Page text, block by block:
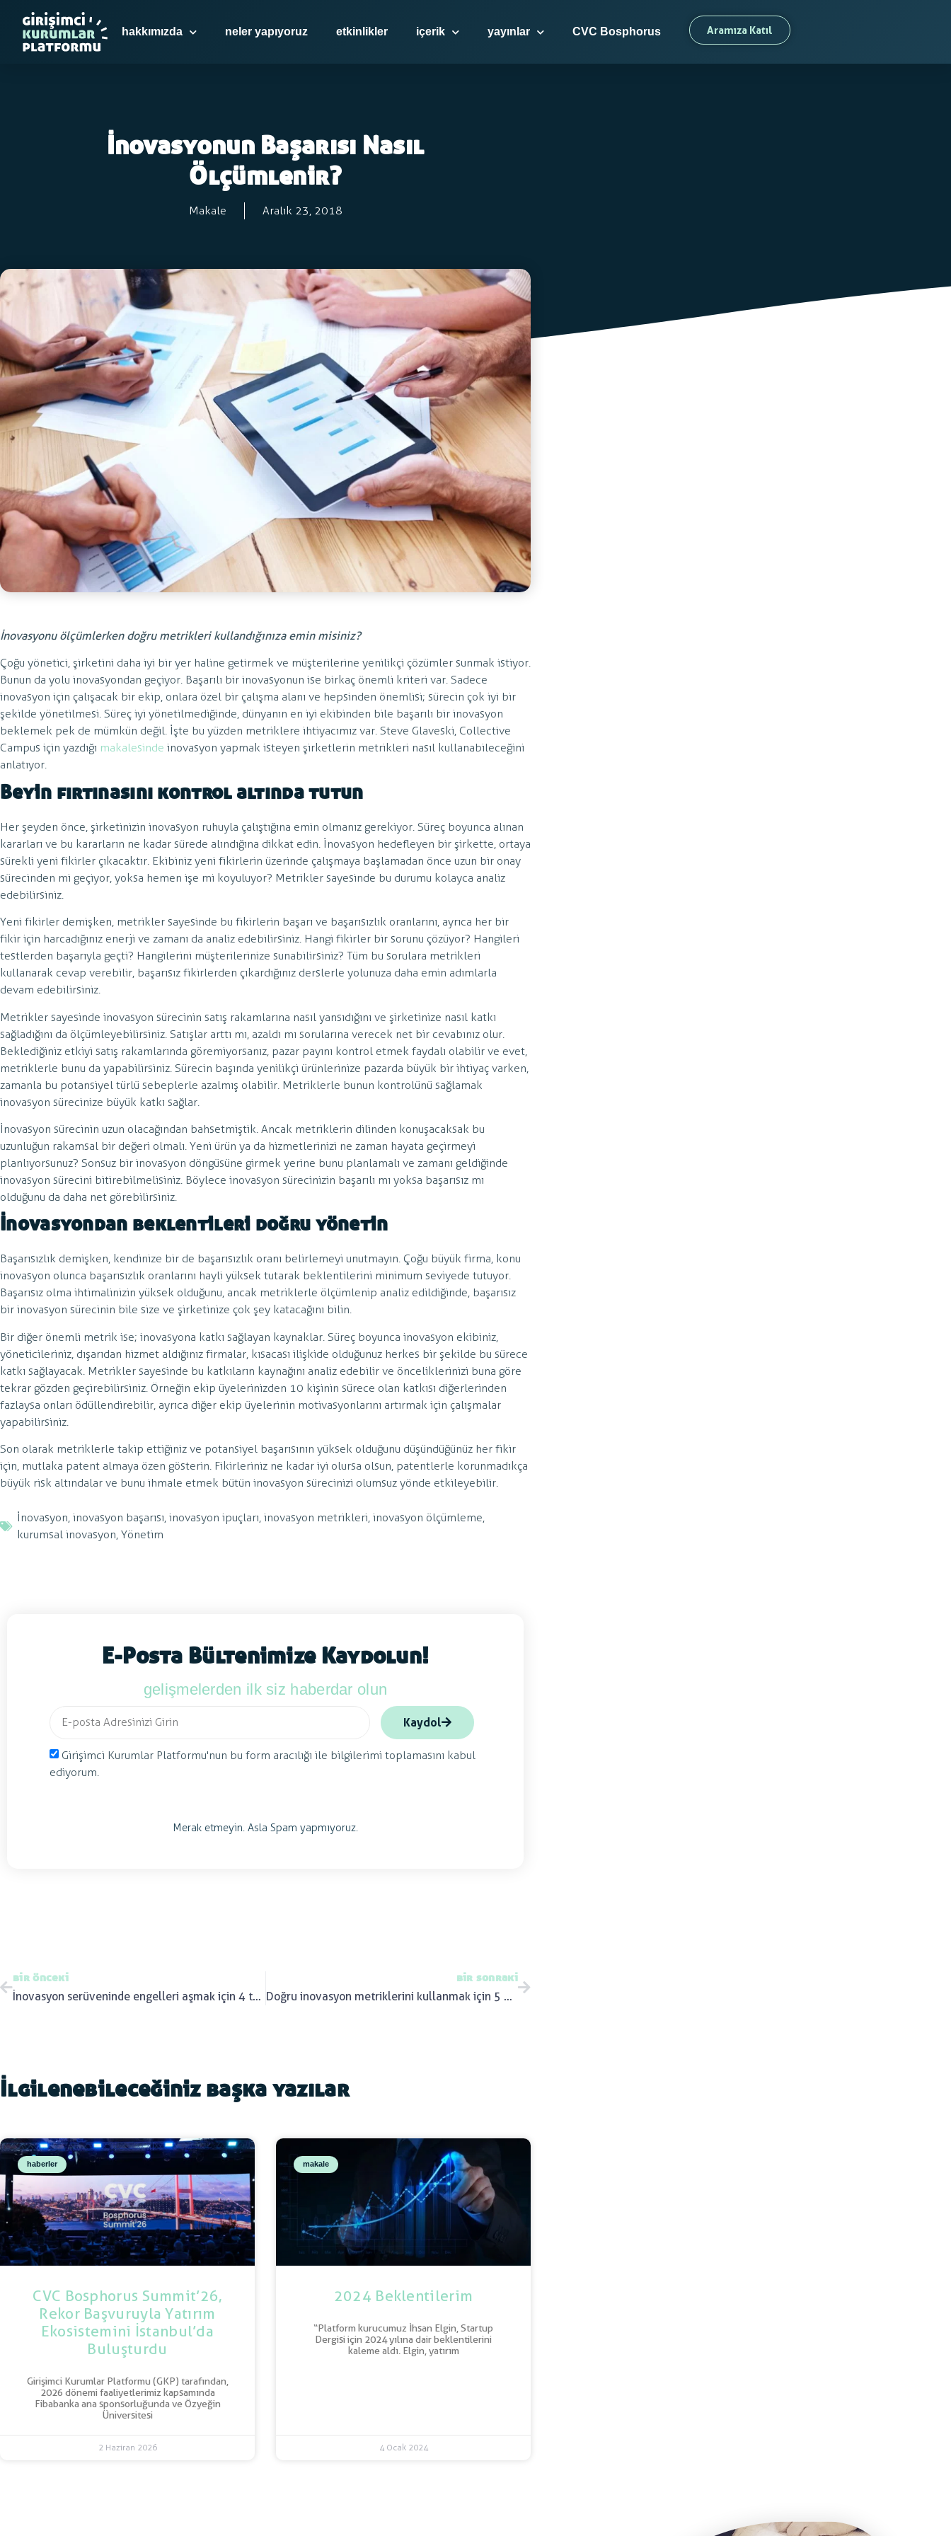
hakkımızda neler yapıyoruz etkinlikler içerik yayınlar CVC Bosphorus Aramıza Katıl
İnovasyonun Başarısı Nasıl
Ölçümlenir?
Makale Aralık 23, 2018
İnovasyonu ölçümlerken doğru metrikleri kullandığınıza emin misiniz?
Çoğu yönetici, şirketini daha iyi bir yer haline getirmek ve müşterilerine yenilikçi çözümler sunmak istiyor.
Bunun da yolu inovasyondan geçiyor. Başarılı bir inovasyonun ise birkaç önemli kriteri var. Sadece
inovasyon için çalışacak bir ekip, onlara özel bir çalışma alanı ve hepsinden önemlisi; sürecin çok iyi bir
şekilde yönetilmesi. Süreç iyi yönetilmediğinde, dünyanın en iyi ekibinden bile başarılı bir inovasyon
beklemek pek de mümkün değil. İşte bu yüzden metriklere ihtiyacımız var. Steve Glaveski, Collective
Campus için yazdığı makalesinde inovasyon yapmak isteyen şirketlerin metrikleri nasıl kullanabileceğini
anlatıyor.
Beyin fırtınasını kontrol altında tutun
Her şeyden önce, şirketinizin inovasyon ruhuyla çalıştığına emin olmanız gerekiyor. Süreç boyunca alınan
kararları ve bu kararların ne kadar sürede alındığına dikkat edin. İnovasyon hedefleyen bir şirkette, ortaya
sürekli yeni fikirler çıkacaktır. Ekibiniz yeni fikirlerin üzerinde çalışmaya başlamadan önce uzun bir onay
sürecinden mi geçiyor, yoksa hemen işe mi koyuluyor? Metrikler sayesinde bu durumu kolayca analiz
edebilirsiniz.
Yeni fikirler demişken, metrikler sayesinde bu fikirlerin başarı ve başarısızlık oranlarını, ayrıca her bir
fikir için harcadığınız enerji ve zamanı da analiz edebilirsiniz. Hangi fikirler bir sorunu çözüyor? Hangileri
testlerden başarıyla geçti? Hangilerini müşterilerinize sunabilirsiniz? Tüm bu sorulara metrikleri
kullanarak cevap verebilir, başarısız fikirlerden çıkardığınız derslerle yolunuza daha emin adımlarla
devam edebilirsiniz.
Metrikler sayesinde inovasyon sürecinin satış rakamlarına nasıl yansıdığını ve şirketinize nasıl katkı
sağladığını da ölçümleyebilirsiniz. Satışlar arttı mı, azaldı mı sorularına verecek net bir cevabınız olur.
Beklediğiniz etkiyi satış rakamlarında göremiyorsanız, pazar payını kontrol etmek faydalı olabilir ve evet,
metriklerle bunu da yapabilirsiniz. Sürecin başında yenilikçi ürünlerinize pazarda büyük bir ihtiyaç varken,
zamanla bu potansiyel türlü sebeplerle azalmış olabilir. Metriklerle bunun kontrolünü sağlamak
inovasyon sürecinize büyük katkı sağlar.
İnovasyon sürecinin uzun olacağından bahsetmiştik. Ancak metriklerin dilinden konuşacaksak bu
uzunluğun rakamsal bir değeri olmalı. Yeni ürün ya da hizmetlerinizi ne zaman hayata geçirmeyi
planlıyorsunuz? Sonsuz bir inovasyon döngüsüne girmek yerine bunu planlamalı ve zamanı geldiğinde
inovasyon sürecini bitirebilmelisiniz. Böylece inovasyon sürecinizin başarılı mı yoksa başarısız mı
olduğunu da daha net görebilirsiniz.
İnovasyondan beklentileri doğru yönetin
Başarısızlık demişken, kendinize bir de başarısızlık oranı belirlemeyi unutmayın. Çoğu büyük firma, konu
inovasyon olunca başarısızlık oranlarını hayli yüksek tutarak beklentilerini minimum seviyede tutuyor.
Başarısız olma ihtimalinizin yüksek olduğunu, ancak metriklerle ölçümlenip analiz edildiğinde, başarısız
bir inovasyon sürecinin bile size ve şirketinize çok şey katacağını bilin.
Bir diğer önemli metrik ise; inovasyona katkı sağlayan kaynaklar. Süreç boyunca inovasyon ekibiniz,
yöneticileriniz, dışarıdan hizmet aldığınız firmalar, kısacası ilişkide olduğunuz herkes bir şekilde bu sürece
katkı sağlayacak. Metrikler sayesinde bu katkıların kaynağını analiz edebilir ve önceliklerinizi buna göre
tekrar gözden geçirebilirsiniz. Örneğin ekip üyelerinizden 10 kişinin sürece olan katkısı diğerlerinden
fazlaysa onları ödüllendirebilir, ayrıca diğer ekip üyelerinin motivasyonlarını artırmak için çalışmalar
yapabilirsiniz.
Son olarak metriklerle takip ettiğiniz ve potansiyel başarısının yüksek olduğunu düşündüğünüz her fikir
için, mutlaka patent almaya özen gösterin. Fikirleriniz ne kadar iyi olursa olsun, patentlerle korunmadıkça
büyük risk altındalar ve bunu ihmale etmek bütün inovasyon sürecinizi olumsuz yönde etkileyebilir.
İnovasyon inovasyon başarısı inovasyon ipuçları inovasyon metrikleri inovasyon ölçümleme
kurumsal inovasyon Yönetim
E-Posta Bültenimize Kaydolun!
gelişmelerden ilk siz haberdar olun
Girişimci Kurumlar Platformu'nun bu form aracılığı ile bilgilerimi toplamasını kabul
ediyorum.
Kaydol
Merak etmeyin. Asla Spam yapmıyoruz.
bir önceki
İnovasyon serüveninde engelleri aşmak için 4 tavsiye
bir sonraki
Doğru inovasyon metriklerini kullanmak için 5 öneri
İlgilenebileceğiniz başka yazılar
haberler
CVC Bosphorus Summit’26,
Rekor Başvuruyla Yatırım
Ekosistemini İstanbul’da
Buluşturdu
Girişimci Kurumlar Platformu (GKP) tarafından,
2026 dönemi faaliyetlerimiz kapsamında
Fibabanka ana sponsorluğunda ve Özyeğin
Üniversitesi
2 Haziran 2026
makale
2024 Beklentilerim
“Platform kurucumuz İhsan Elgin, Startup
Dergisi için 2024 yılına dair beklentilerini
kaleme aldı. Elgin, yatırım
4 Ocak 2024